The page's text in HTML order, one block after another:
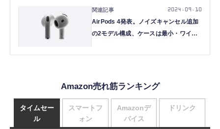
AirPods 4発表。ノイズキャンセル追加
の2モデル構成、ケースは最小・ワイヤ
2024.09.10
Amazon売れ筋ランキング
タイムセー
ル
スマートフ
ォン
Amazonデ
バイス
ドリンク